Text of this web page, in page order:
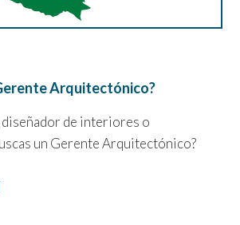
Arquitectónico?
de interiores o
un Gerente Arquitectónico?